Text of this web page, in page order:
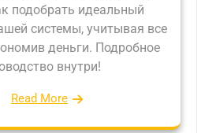
подобрать идеальный
системы, учитывая все
деньги. Подробное
внутри!
Read More